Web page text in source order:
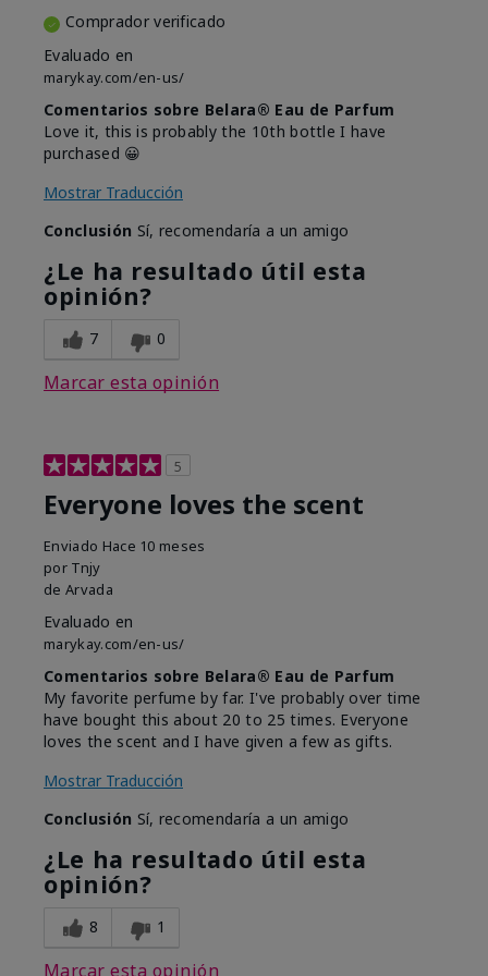
Comprador verificado
Evaluado en
marykay.com/en-us/
Comentarios sobre Belara® Eau de Parfum
Love it, this is probably the 10th bottle I have
purchased 😀
Mostrar Traducción
Conclusión Sí, recomendaría a un amigo
¿Le ha resultado útil esta
opinión?
7 0
Marcar esta opinión
5
Everyone loves the scent
Enviado Hace 10 meses
por Tnjy
de Arvada
Evaluado en
marykay.com/en-us/
Comentarios sobre Belara® Eau de Parfum
My favorite perfume by far. I've probably over time
have bought this about 20 to 25 times. Everyone
loves the scent and I have given a few as gifts.
Mostrar Traducción
Conclusión Sí, recomendaría a un amigo
¿Le ha resultado útil esta
opinión?
8 1
Marcar esta opinión